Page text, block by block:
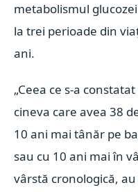
metabolismul
la trei perioade din
ani.
„Ceea ce s-a
cineva care avea 38
10 ani mai tânăr pe
sau cu 10 ani mai în
vârstă cronologică,